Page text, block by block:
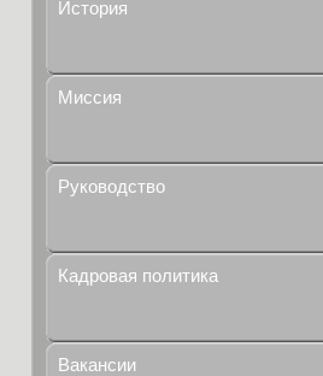
История
Миссия
Руководство
Кадровая политика
Вакансии